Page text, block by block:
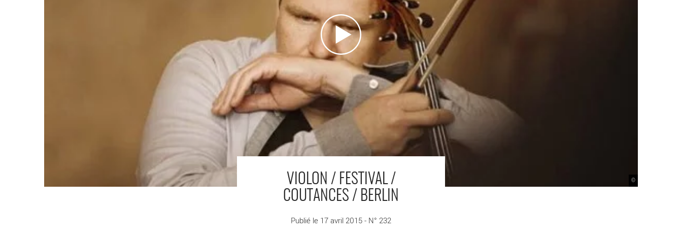
©
VIOLON / FESTIVAL /
COUTANCES / BERLIN
Publié le 17 avril 2015 - N° 232